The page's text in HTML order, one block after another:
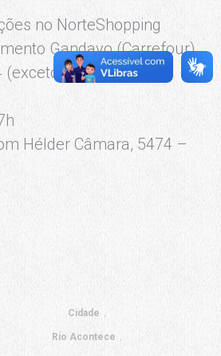
no NorteShopping
Gandavo (Carrefour)
no domingo e
Hélder Câmara, 5474 –
Cidade
Rio Acontece